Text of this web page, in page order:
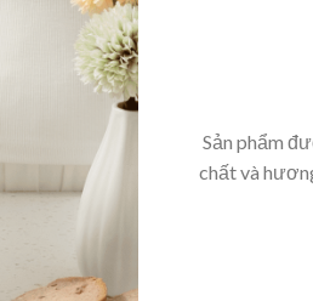
Sản phẩm
chất và